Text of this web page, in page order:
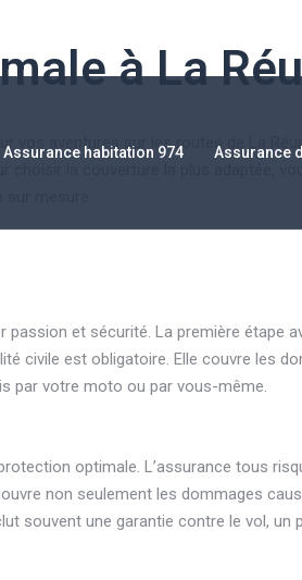
Assurance habitation 974 Assurance
à La
aventures sur les routes de La
la couverture la plus adaptée,
et sécurité. La première étape
civile est obligatoire. Elle couvre les
par votre moto ou par vous-même.
optimale. L’assurance tous
non seulement les dommages
souvent une garantie contre le vol, un